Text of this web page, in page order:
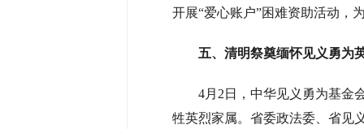
开展“爱心账户”困难资助活动，
五、清明祭奠缅怀见义勇为
4月2日，中华见义勇为基金
牲英烈家属。省委政法委、省见